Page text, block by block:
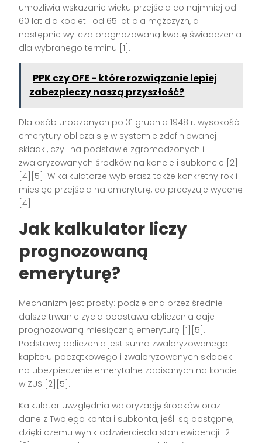
umożliwia wskazanie wieku przejścia co najmniej od
60 lat dla kobiet i od 65 lat dla mężczyzn, a
następnie wylicza prognozowaną kwotę świadczenia
dla wybranego terminu [1].
PPK czy OFE - które rozwiązanie lepiej
zabezpieczy naszą przyszłość?
Dla osób urodzonych po 31 grudnia 1948 r. wysokość
emerytury oblicza się w systemie zdefiniowanej
składki, czyli na podstawie zgromadzonych i
zwaloryzowanych środków na koncie i subkoncie [2]
[4][5]. W kalkulatorze wybierasz także konkretny rok i
miesiąc przejścia na emeryturę, co precyzuje wycenę
[4].
Jak kalkulator liczy
prognozowaną
emeryturę?
Mechanizm jest prosty: podzielona przez średnie
dalsze trwanie życia podstawa obliczenia daje
prognozowaną miesięczną emeryturę [1][5].
Podstawą obliczenia jest suma zwaloryzowanego
kapitału początkowego i zwaloryzowanych składek
na ubezpieczenie emerytalne zapisanych na koncie
w ZUS [2][5].
Kalkulator uwzględnia waloryzację środków oraz
dane z Twojego konta i subkonta, jeśli są dostępne,
dzięki czemu wynik odzwierciedla stan ewidencji [2]